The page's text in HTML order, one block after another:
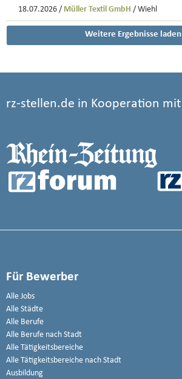
18.07.2026 / Müller Textil GmbH / Wiehl
Weitere Ergebnisse laden
rz-stellen.de in Kooperation mit
Für Bewerber
Alle Jobs
Alle Städte
Alle Berufe
Alle Berufe nach Stadt
Alle Tätigkeitsbereiche
Alle Tätigkeitsbereiche nach Stadt
Ausbildung